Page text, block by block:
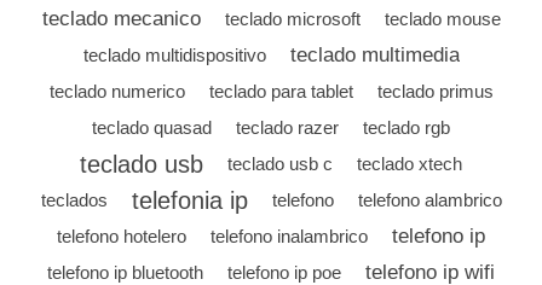
teclado mecanico teclado microsoft
teclado mouse
teclado multidispositivo
teclado multimedia
teclado numerico teclado para tablet
teclado primus
teclado quasad
teclado razer teclado rgb
teclado usb teclado usb c
teclado xtech
teclados
telefonia ip telefono
telefono alambrico
telefono hotelero
telefono inalambrico telefono ip
telefono ip bluetooth telefono ip poe telefono ip wifi